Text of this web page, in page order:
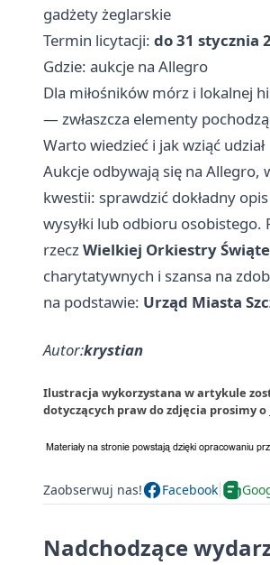
gadżety żeglarskie
Termin licytacji: do 31 stycznia
Gdzie: aukcje na Allegro
Dla miłośników mórz i lokalnej
— zwłaszcza elementy
Warto wiedzieć i jak wziąć udział
Aukcje odbywają się na Allegro,
kwestii: sprawdzić dokładny
wysyłki lub odbioru osobistego.
rzeczWielkiej Orkiestry
charytatywnych i szansa na
na podstawie: Urząd Miasta
Autor:krystian
Ilustracja wykorzystana w artykule
dotyczących praw do zdjęcia prosimy o
Zaobserwuj nas! Facebook
Nadchodzące